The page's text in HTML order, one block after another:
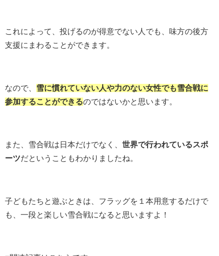
これによって、投げるのが得意でない人でも、味方の後方
支援にまわることができます。
なので、 雪に慣れていない人や力のない女性でも雪合戦に
参加することができるのではないかと思います。
また、雪合戦は日本だけでなく、 世界で行われているスポ
ーツだということもわかりましたね。
子どもたちと遊ぶときは、フラッグを１本用意するだけで
も、一段と楽しい雪合戦になると思いますよ！